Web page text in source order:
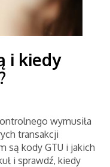
i kiedy
wymusiła
transakcji
są kody GTU i jakich
i sprawdź, kiedy